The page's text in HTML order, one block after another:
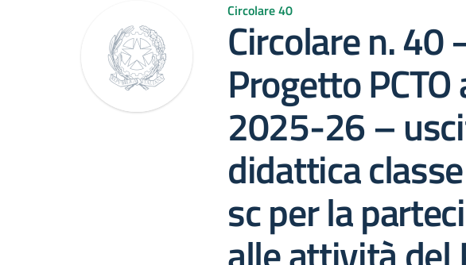
Circolare 40
Circolare n. 40
Progetto PCTO
2025-26 –
didattica
sc per la